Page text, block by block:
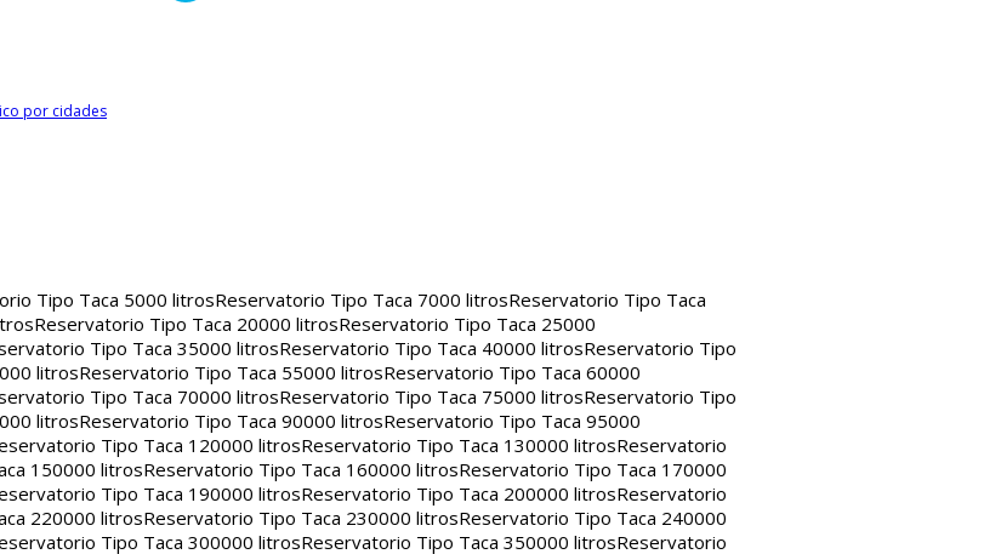
por cidades
Tipo Taca 5000 litrosReservatorio Tipo Taca 7000 litrosReservatorio Tipo Taca
Reservatorio Tipo Taca 20000 litrosReservatorio Tipo Taca 25000
Tipo Taca 35000 litrosReservatorio Tipo Taca 40000 litrosReservatorio Tipo
litrosReservatorio Tipo Taca 55000 litrosReservatorio Tipo Taca 60000
Tipo Taca 70000 litrosReservatorio Tipo Taca 75000 litrosReservatorio Tipo
litrosReservatorio Tipo Taca 90000 litrosReservatorio Tipo Taca 95000
Tipo Taca 120000 litrosReservatorio Tipo Taca 130000 litrosReservatorio
150000 litrosReservatorio Tipo Taca 160000 litrosReservatorio Tipo Taca 170000
Tipo Taca 190000 litrosReservatorio Tipo Taca 200000 litrosReservatorio
220000 litrosReservatorio Tipo Taca 230000 litrosReservatorio Tipo Taca 240000
Tipo Taca 300000 litrosReservatorio Tipo Taca 350000 litrosReservatorio